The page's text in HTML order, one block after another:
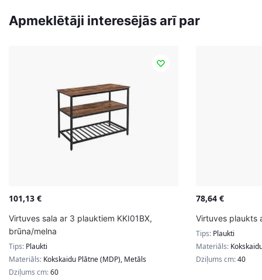
Apmeklētāji interesējās arī par
101,13 €
Virtuves sala ar 3 plauktiem KKI01BX,
brūna/melna
Tips: Plaukti
Materiāls: Kokskaidu Plātne (MDP), Metāls
Dziļums cm:60
78,64 €
Virtuves plaukts
Tips: Plaukti
Materiāls:
Dziļums cm:40